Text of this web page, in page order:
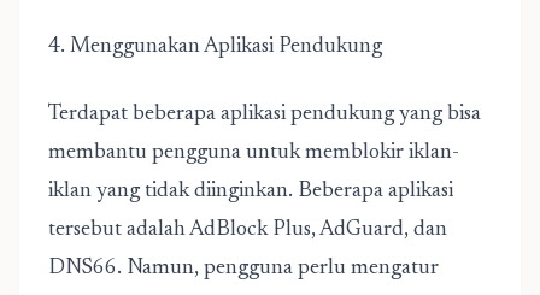
4. Menggunakan Aplikasi Pendukung
Terdapat beberapa aplikasi pendukung yang bisa
membantu pengguna untuk memblokir iklan-
iklan yang tidak diinginkan. Beberapa aplikasi
tersebut adalah AdBlock Plus, AdGuard, dan
DNS66. Namun, pengguna perlu mengatur